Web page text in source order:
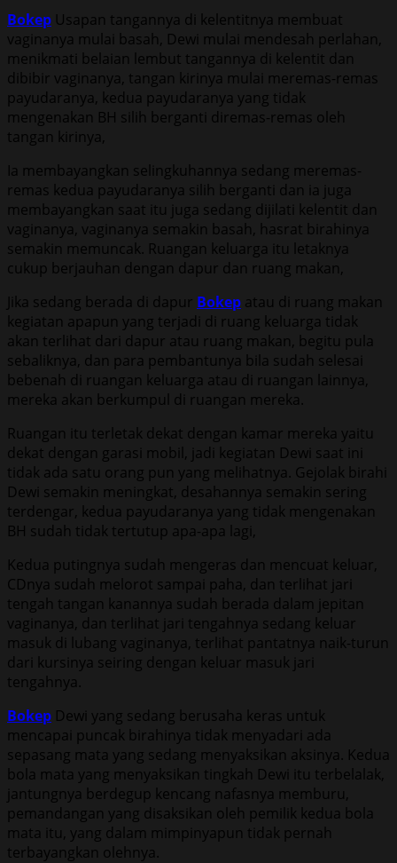
Bokep Usapan tangannya di kelentitnya membuat
vaginanya mulai basah, Dewi mulai mendesah perlahan,
menikmati belaian lembut tangannya di kelentit dan
dibibir vaginanya, tangan kirinya mulai meremas-remas
payudaranya, kedua payudaranya yang tidak
mengenakan BH silih berganti diremas-remas oleh
tangan kirinya,
Ia membayangkan selingkuhannya sedang meremas-
remas kedua payudaranya silih berganti dan ia juga
membayangkan saat itu juga sedang dijilati kelentit dan
vaginanya, vaginanya semakin basah, hasrat birahinya
semakin memuncak. Ruangan keluarga itu letaknya
cukup berjauhan dengan dapur dan ruang makan,
Jika sedang berada di dapur Bokep atau di ruang makan
kegiatan apapun yang terjadi di ruang keluarga tidak
akan terlihat dari dapur atau ruang makan, begitu pula
sebaliknya, dan para pembantunya bila sudah selesai
bebenah di ruangan keluarga atau di ruangan lainnya,
mereka akan berkumpul di ruangan mereka.
Ruangan itu terletak dekat dengan kamar mereka yaitu
dekat dengan garasi mobil, jadi kegiatan Dewi saat ini
tidak ada satu orang pun yang melihatnya. Gejolak birahi
Dewi semakin meningkat, desahannya semakin sering
terdengar, kedua payudaranya yang tidak mengenakan
BH sudah tidak tertutup apa-apa lagi,
Kedua putingnya sudah mengeras dan mencuat keluar,
CDnya sudah melorot sampai paha, dan terlihat jari
tengah tangan kanannya sudah berada dalam jepitan
vaginanya, dan terlihat jari tengahnya sedang keluar
masuk di lubang vaginanya, terlihat pantatnya naik-turun
dari kursinya seiring dengan keluar masuk jari
tengahnya.
Bokep Dewi yang sedang berusaha keras untuk
mencapai puncak birahinya tidak menyadari ada
sepasang mata yang sedang menyaksikan aksinya. Kedua
bola mata yang menyaksikan tingkah Dewi itu terbelalak,
jantungnya berdegup kencang nafasnya memburu,
pemandangan yang disaksikan oleh pemilik kedua bola
mata itu, yang dalam mimpinyapun tidak pernah
terbayangkan olehnya.